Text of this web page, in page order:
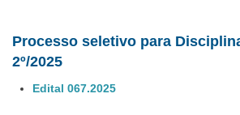
Processo seletivo para
2º/2025
Edital 067.2025